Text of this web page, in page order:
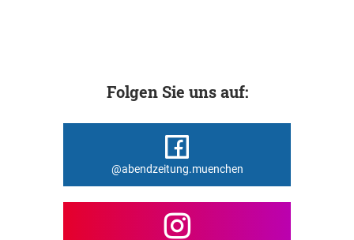
Folgen Sie uns auf:
@abendzeitung.muenchen